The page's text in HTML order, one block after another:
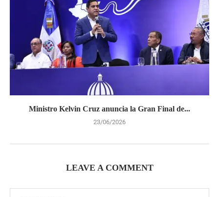
Ministro Kelvin Cruz anuncia la Gran Final de...
23/06/2026
LEAVE A COMMENT